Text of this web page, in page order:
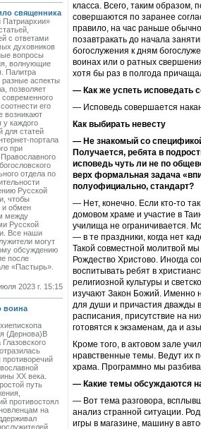
священника
с ответами
духовников
вопросы
волнующие
Палитра
аспекты
позволяет
современного
его
возникают
у каждого
для статей
портала
при
отдела по
Русской
чтобы
и обмен
между
Русской
Все наши
могут
обсуждению
после
«Пастырь».
2023 г. 15:15
воина
(Дернова)В
противоречий
ХХ века.
путь
противостоял
на
класса. Всего, таким образом,
совершаются по заранее
правило, на час раньше
позавтракать до начала
богослужения к дням
воинах или о ратных
хотя бы раз в полгода
— Как же успеть исповедать
— Исповедь совершается
Как выбирать невесту
— Не знакомый со
Получается, ребята в
исповедь чуть ли не по
верх формальная задача
полуофициально, стандарт?
— Нет, конечно. Если кто-то
домовом храме и участие в
училища не ограничивается.
— в те праздники, когда нет
Такой совместной молитвой
Рождество Христово. Иногда
воспитывать ребят в
религиозной культуры и
изучают Закон Божий. Именно
для души и причастия дважды
расписания, присутствие на
готовятся к экзаменам, да и
Кроме того, в актовом зале
нравственные темы. Ведут их
храма. Программно мы
— Какие темы обсуждаются
— Вот тема разговора,
анализ странной ситуации.
игры в магазине, машину в